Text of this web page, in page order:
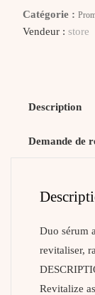
Catégorie :
Vendeur : store
Description
Demande de
Duo sérum
revitaliser,
Revitalize